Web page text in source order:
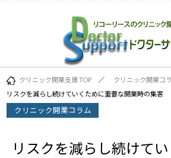
クリニック開業支援 TOP
クリニック開業コ
リスクを減らし続けていくために重要な開業時の集客
クリニック開業コラム
リスクを減らし続けて